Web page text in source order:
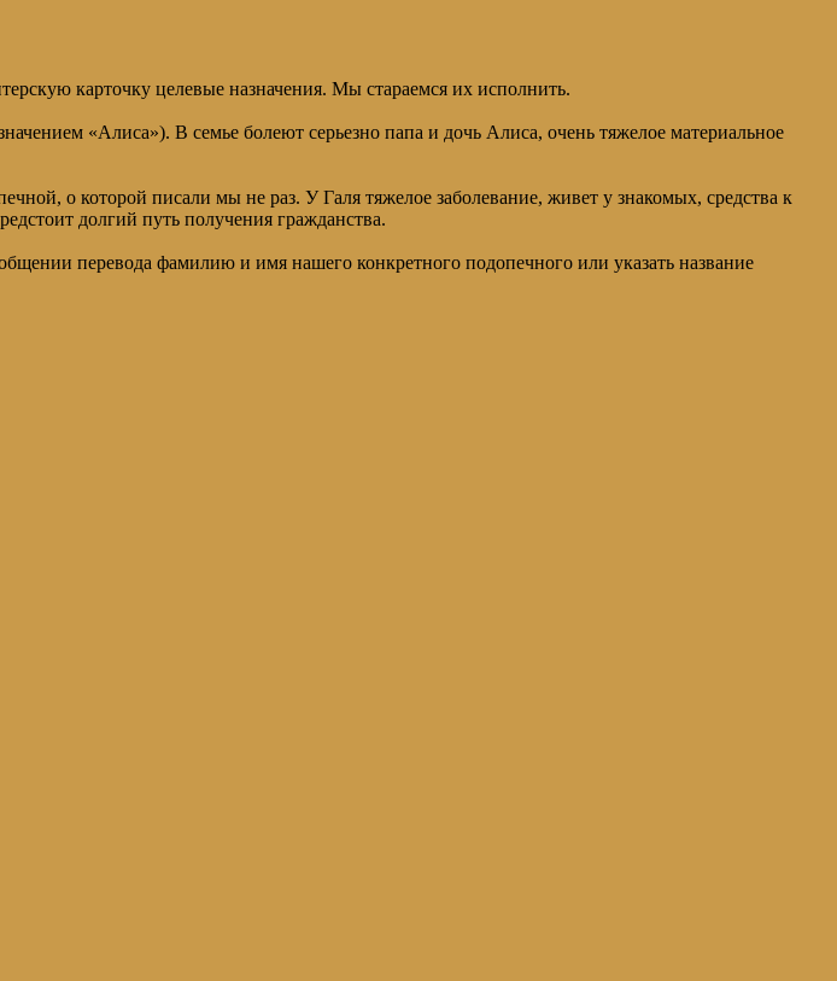
карточку целевые назначения. Мы стараемся их исполнить.
«Алиса»). В семье болеют серьезно папа и дочь Алиса, очень тяжелое материальное
о которой писали мы не раз. У Галя тяжелое заболевание, живет у знакомых, средства к
долгий путь получения гражданства.
перевода фамилию и имя нашего конкретного подопечного или указать название